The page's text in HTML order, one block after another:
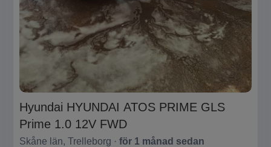
Hyundai HYUNDAI ATOS PRIME GLS
Prime 1.0 12V FWD
Skåne län, Trelleborg · för 1 månad sedan